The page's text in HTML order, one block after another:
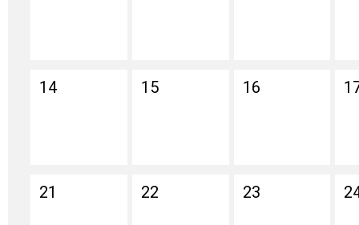
14 15 16
21 22 23